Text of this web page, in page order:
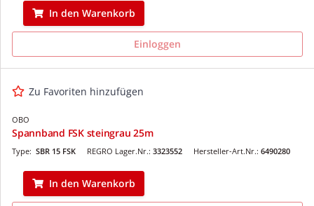
In den Warenkorb
Einloggen
Zu Favoriten hinzufügen
OBO
Spannband FSK steingrau 25m
REGRO Lager.Nr.: 3323552
Type: SBR 15 FSK Hersteller-Art.Nr.: 6490280
In den Warenkorb